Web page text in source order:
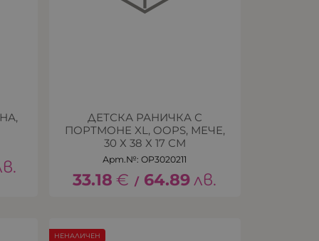
ДЕТСКА РАНИЧКА С
ПОРТМОНЕ XL, OOPS, МЕЧЕ,
30 Х 38 Х 17 СМ
Арт.№: OP3020211
33.18 € / 64.89лв.
НЕНАЛИЧЕН